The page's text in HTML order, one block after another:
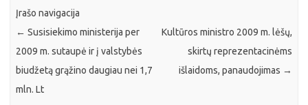
Įrašo navigacija
← Susisiekimo ministerija per
2009 m. sutaupė ir į valstybės
biudžetą grąžino daugiau nei 1,7
mln. Lt
Kultūros ministro 2009 m. lėšų,
skirtų reprezentacinėms
išlaidoms, panaudojimas →